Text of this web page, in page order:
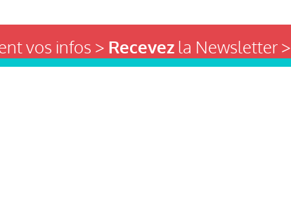
vos infos > Recevezla Newsletter >